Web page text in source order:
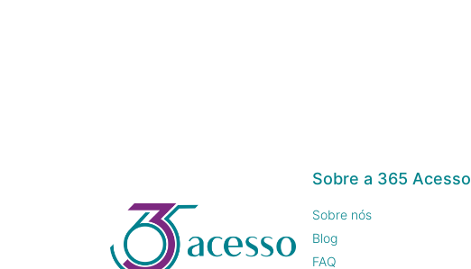
Sobre a 365 Acesso
Sobre nós
Blog
FAQ